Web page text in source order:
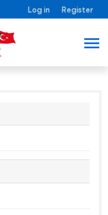
Log in Register